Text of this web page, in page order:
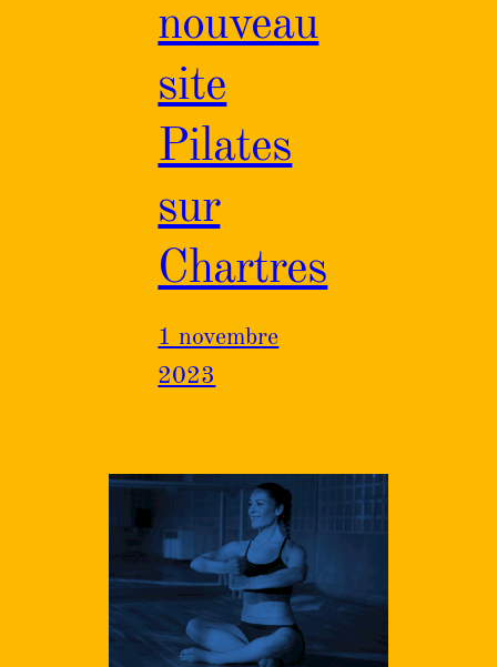
nouveau
site
Pilates
sur
Chartres
1 novembre
2023